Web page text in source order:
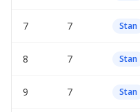
7 7 Stan
8 7 Stan
9 7 Stan